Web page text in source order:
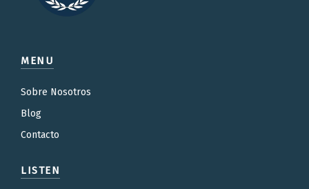
MENU
Sobre Nosotros
Blog
Contacto
LISTEN